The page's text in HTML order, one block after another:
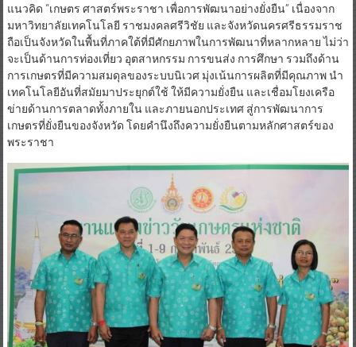
แนวคิด “เกษตร ศาสตร์พระราชา เพื่อการพัฒนาอย่างยั่งยืน” เนื่องจาก
มหาวิทยาลัยเทคโนโลยี ราชมงคลศรีวิชัย และจังหวัดนครศรีธรรมราช
ถือเป็นจังหวัดในพื้นที่ภาคใต้ที่มีศักยภาพในการพัฒนาที่หลากหลาย ไม่ว่า
จะเป็นด้านการท่องเที่ยว อุตสาหกรรม การขนส่ง การศึกษา รวมถึงด้าน
การเกษตรที่มีความสมดุลของระบบนิเวศ มุ่งเน้นการผลิตที่มีคุณภาพ นำ
เทคโนโลยีอันที่สมัยมาประยุกต์ใช้ ให้มีความยั่งยืน และเชื่อมโยงเครือ
ข่ายด้านการตลาดทั้งภายใน และภายนอกประเทศ สู่การพัฒนาการ
เกษตรที่ยั่งยืนของจังหวัด โดยคำนึงถึงความยั่งยืนตามหลักศาสตร์ของ
พระราชา